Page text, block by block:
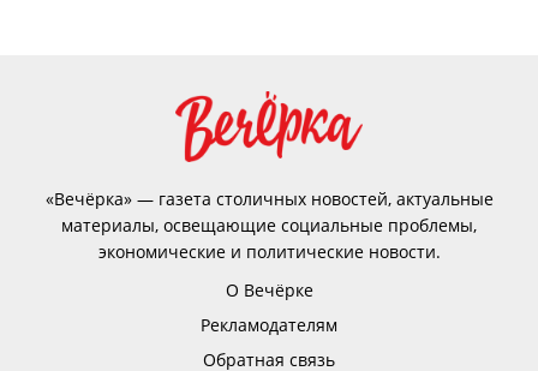
«Вечёрка» — газета столичных новостей, актуальные
материалы, освещающие социальные проблемы,
экономические и политические новости.
О Вечёрке
Рекламодателям
Обратная связь